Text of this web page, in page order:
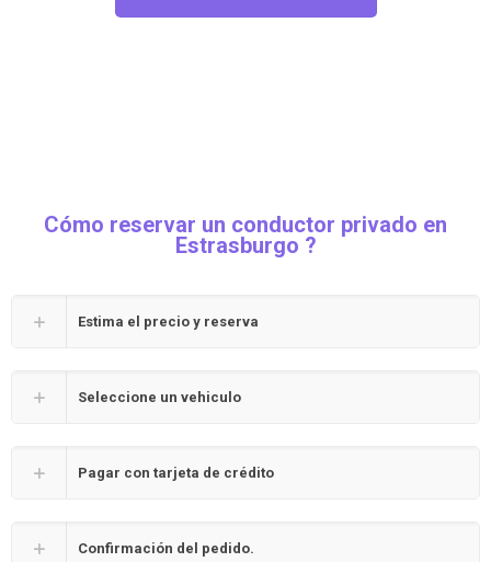
Cómo reservar un conductor privado en
Estrasburgo ?
Estima el precio y reserva
Seleccione un vehiculo
Pagar con tarjeta de crédito
Confirmación del pedido.